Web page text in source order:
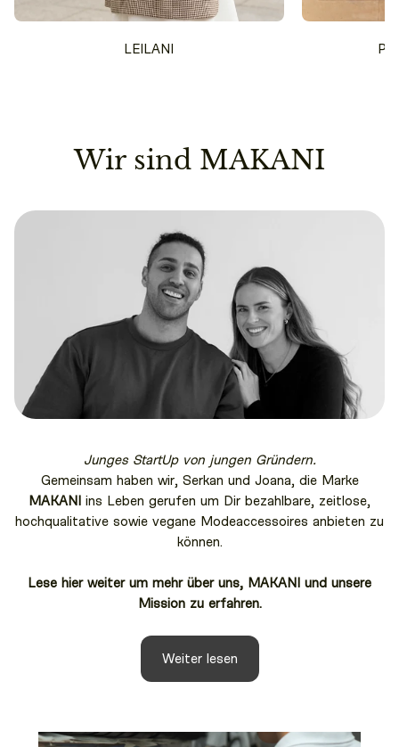
LEILANI
Wir sind MAKANI
Junges StartUp von jungen Gründern.
Gemeinsam haben wir, Serkan und Joana, die Marke
MAKANI
ins Leben gerufen um Dir bezahlbare, zeitlose,
hochqualitative sowie vegane Modeaccessoires anbieten zu
können.
Lese hier weiter um mehr über uns, MAKANI und unsere
Mission zu erfahren.
Weiter lesen